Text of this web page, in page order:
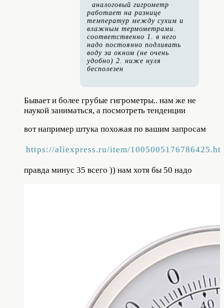
аналоговый гигрометр
работает на разнице
температур между сухим и
влажным термометрами.
соответственно 1. в него
надо постоянно подливать
воду за окном (не очень
удобно) 2. ниже нуля
бесполезен
Бывает и более грубые гигрометры.. нам же не
наукой заниматься, а посмотреть тенденции
вот например штука похожая по вашим запросам
https://aliexpress.ru/item/
правда минус 35 всего )) нам хотя бы 50 надо